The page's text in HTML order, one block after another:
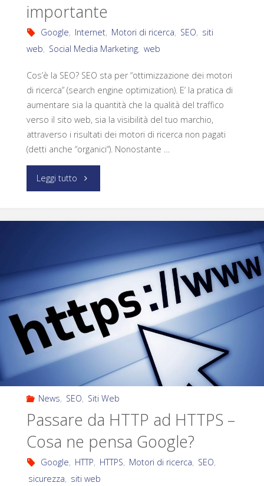
importante
Google, Internet, Motori di ricerca, SEO, siti
web, Social Media Marketing, web
Cos’è la SEO? SEO sta per “ottimizzazione dei motori
di ricerca” (search engine optimization). E’ la pratica di
aumentare sia la quantità che la qualità del traffico
verso il sito web, sia la visibilità del tuo marchio,
attraverso i risultati dei motori di ricerca non pagati
(detti anche “organici“). Nonostante …
Leggi tutto
News, SEO, Siti Web
Passare da HTTP ad HTTPS –
Cosa ne pensa Google?
Google, HTTP, HTTPS, Motori di ricerca, SEO,
sicurezza, siti web